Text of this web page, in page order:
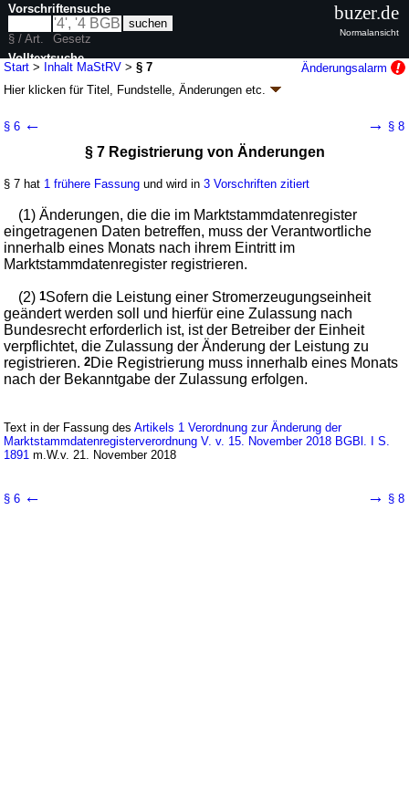
Start > Inhalt MaStRV >§ 7
Änderungsalarm
Hier klicken fürTitel, Fundstelle, Änderungen etc.
(MaStRV)
Artikel 1 V. v. 10.04.2017BGBl. I S. 842(Nr. 21 ); zuletzt geändert durch
Geltung ab 01.07.2017; FNA: 752-6-20 Elektrizität und Gas
13 weitere Fassungen
Abschnitt 2 Registrierungen
§ 6 ← → § 8
§ 7 Registrierung von Änderungen
§ 7 hat 1 frühere Fassung und wird in3 Vorschriften zitiert
(1) Änderungen, die die im Marktstammdatenregister
eingetragenen Daten betreffen, muss der Verantwortliche
innerhalb eines Monats nach ihrem Eintritt im
Marktstammdatenregister registrieren.
(2)1Sofern die Leistung einer Stromerzeugungseinheit
geändert werden soll und hierfür eine Zulassung nach
Bundesrecht erforderlich ist, ist der Betreiber der Einheit
verpflichtet, die Zulassung der Änderung der Leistung zu
registrieren.2Die Registrierung muss innerhalb eines Monats
nach der Bekanntgabe der Zulassung erfolgen.
Text in der Fassung desArtikels 1 Verordnung zur Änderung der
Marktstammdatenregisterverordnung V. v. 15. November 2018 BGBl. I S.
1891 m.W.v. 21. November 2018
§ 6 ← → § 8
Vorschriftensuche
§ / Art.
Gesetz
Volltextsuche
nur in MaStRV
buzer.de
Normalansicht